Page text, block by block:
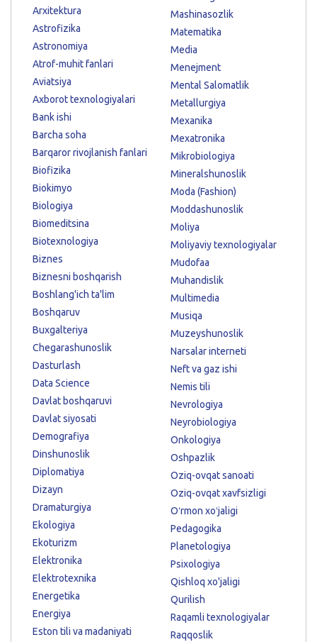
Arxitektura
Astrofizika
Astronomiya
Atrof-muhit fanlari
Aviatsiya
Axborot texnologiyalari
Bank ishi
Barcha soha
Barqaror rivojlanish fanlari
Biofizika
Biokimyo
Biologiya
Biomeditsina
Biotexnologiya
Biznes
Biznesni boshqarish
Boshlang'ich ta'lim
Boshqaruv
Buxgalteriya
Chegarashunoslik
Dasturlash
Data Science
Davlat boshqaruvi
Davlat siyosati
Demografiya
Dinshunoslik
Diplomatiya
Dizayn
Dramaturgiya
Ekologiya
Ekoturizm
Elektronika
Elektrotexnika
Energetika
Energiya
Eston tili va madaniyati
Mashinasozlik
Matematika
Media
Menejment
Mental Salomatlik
Metallurgiya
Mexanika
Mexatronika
Mikrobiologiya
Mineralshunoslik
Moda (Fashion)
Moddashunoslik
Moliya
Moliyaviy texnologiyalar
Mudofaa
Muhandislik
Multimedia
Musiqa
Muzeyshunoslik
Narsalar interneti
Neft va gaz ishi
Nemis tili
Nevrologiya
Neyrobiologiya
Onkologiya
Oshpazlik
Oziq-ovqat sanoati
Oziq-ovqat xavfsizligi
Oʻrmon xoʻjaligi
Pedagogika
Planetologiya
Psixologiya
Qishloq xo'jaligi
Qurilish
Raqamli texnologiyalar
Raqqoslik